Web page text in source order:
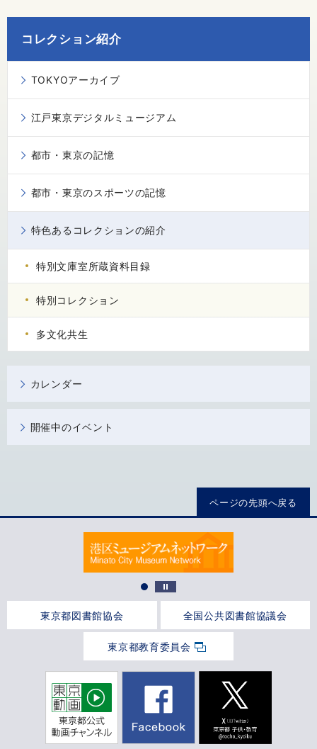
コレクション紹介
TOKYOアーカイブ
江戸東京デジタルミュージアム
都市・東京の記憶
都市・東京のスポーツの記憶
特色あるコレクションの紹介
特別文庫室所蔵資料目録
特別コレクション
多文化共生
カレンダー
開催中のイベント
ページの先頭へ戻る
東京都図書館協会 全国公共図書館協議会
東京都教育委員会